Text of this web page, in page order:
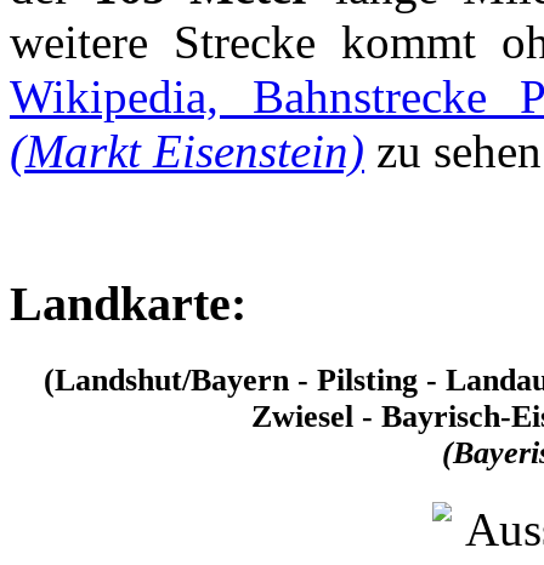
weitere Strecke kommt
Wikipedia, Bahnstrecke
(Markt Eisenstein) zu
Landkarte:
(Landshut/Bayern - Pilsting -
Zwiesel - Bayrisch-